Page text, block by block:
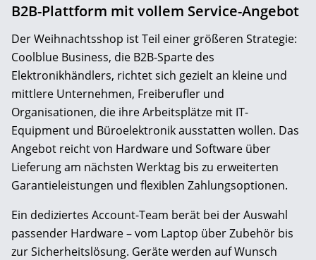
B2B-Plattform mit vollem Service-Angebot
Der Weihnachtsshop ist Teil einer größeren Strategie:
Coolblue Business, die B2B-Sparte des
Elektronikhändlers, richtet sich gezielt an kleine und
mittlere Unternehmen, Freiberufler und
Organisationen, die ihre Arbeitsplätze mit IT-
Equipment und Büroelektronik ausstatten wollen. Das
Angebot reicht von Hardware und Software über
Lieferung am nächsten Werktag bis zu erweiterten
Garantieleistungen und flexiblen Zahlungsoptionen.
Ein dediziertes Account-Team berät bei der Auswahl
passender Hardware – vom Laptop über Zubehör bis
zur Sicherheitslösung. Geräte werden auf Wunsch